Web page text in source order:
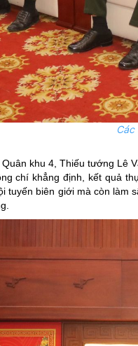
khu 4, Thiếu tướng Lê
chí khẳng định, kết quả
tuyến biên giới mà còn làm